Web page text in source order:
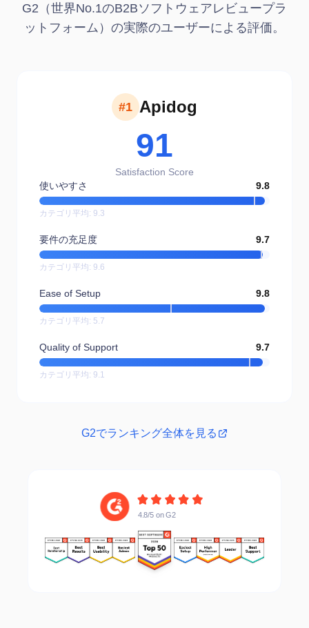
G2（世界No.1のB2Bソフトウェアレビュープラ
ットフォーム）の実際のユーザーによる評価。
#1 Apidog
91
Satisfaction Score
使いやすさ
9.8
カテゴリ平均: 9.3
要件の充足度 9.7
カテゴリ平均: 9.6
Ease of Setup 9.8
カテゴリ平均: 5.7
Quality of Support 9.7
カテゴリ平均: 9.1
G2でランキング全体を見る
4.8/5 on G2